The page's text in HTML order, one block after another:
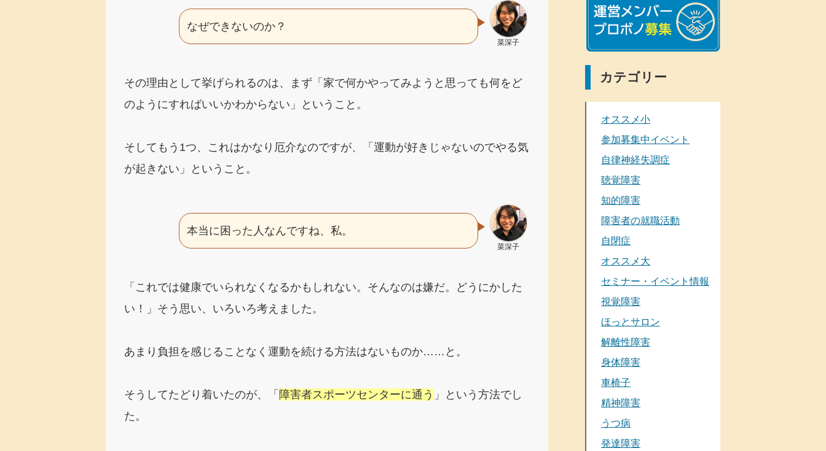
菜深子
なぜできないのか？
その理由として挙げられるのは、まず「家で何かやってみようと思っても何をど
のようにすればいいかわからない」ということ。
そしてもう1つ、これはかなり厄介なのですが、「運動が好きじゃないのでやる気
が起きない」ということ。
菜深子
本当に困った人なんですね、私。
「これでは健康でいられなくなるかもしれない。そんなのは嫌だ。どうにかした
い！」そう思い、いろいろ考えました。
あまり負担を感じることなく運動を続ける方法はないものか……と。
そうしてたどり着いたのが、「 障害者スポーツセンターに通う 」という方法でし
た。
カテゴリー
オススメ小
参加募集中イベント
自律神経失調症
聴覚障害
知的障害
障害者の就職活動
自閉症
オススメ大
セミナー・イベント情報
視覚障害
ほっとサロン
解離性障害
身体障害
車椅子
精神障害
うつ病
発達障害